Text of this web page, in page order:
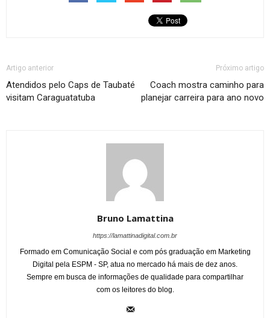
Artigo anterior
Atendidos pelo Caps de Taubaté
visitam Caraguatatuba
Próximo artigo
Coach mostra caminho para
planejar carreira para ano novo
Bruno Lamattina
https://lamattinadigital.com.br
Formado em Comunicação Social e com pós graduação em Marketing
Digital pela ESPM - SP, atua no mercado há mais de dez anos.
Sempre em busca de informações de qualidade para compartilhar
com os leitores do blog.